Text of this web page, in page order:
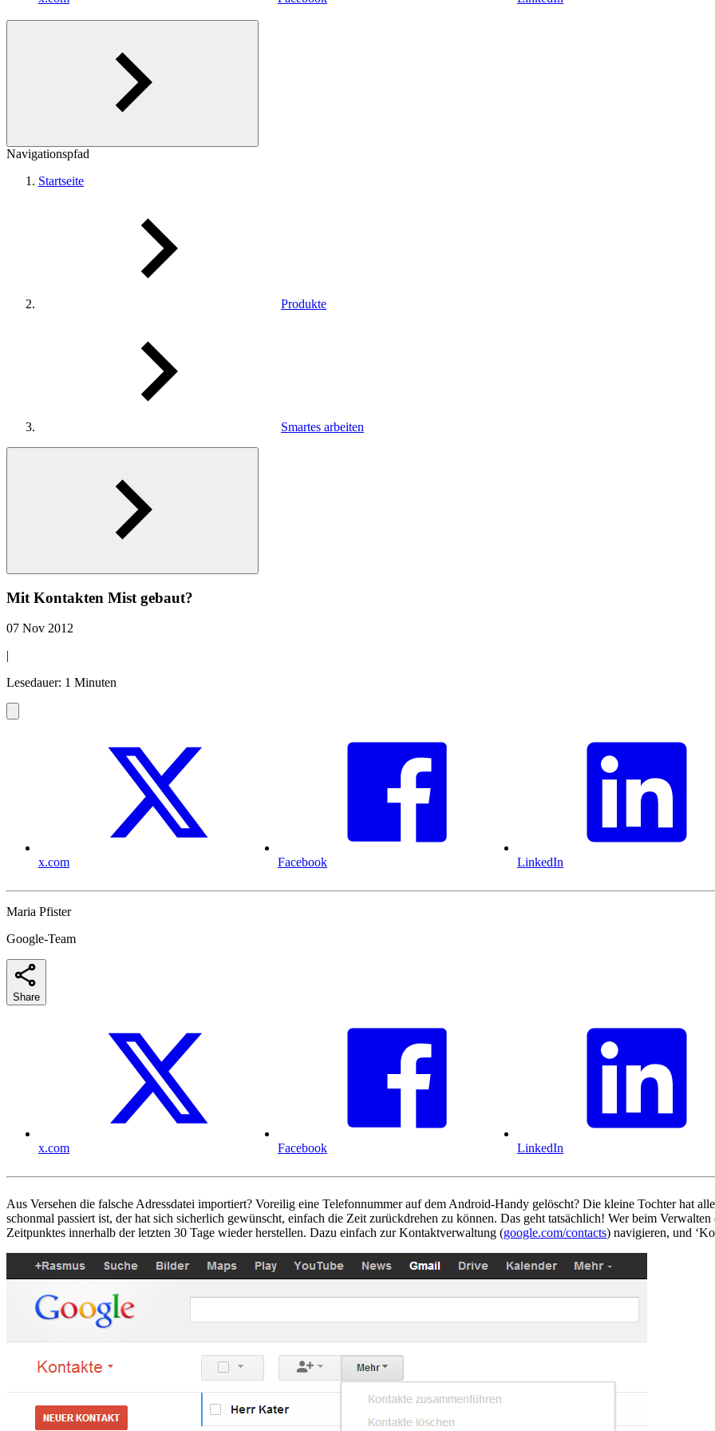
Navigationspfad
Startseite
Produkte
Smartes arbeiten
Mit Kontakten Mist gebaut?
07 Nov 2012
|
Lesedauer: 1 Minuten
x.com Facebook LinkedIn
Maria Pfister
Google-Team
Share
x.com Facebook LinkedIn
Aus Versehen die falsche Adressdatei importiert? Voreilig eine Telefonnummer auf dem Android-Handy gelöscht? Die kleine Tochter hat
schonmal passiert ist, der hat sich sicherlich gewünscht, einfach die Zeit zurückdrehen zu können. Das geht tatsächlich! Wer beim
Zeitpunktes innerhalb der letzten 30 Tage wieder herstellen. Dazu einfach zur Kontaktverwaltung (google.com/contacts) navigieren, und